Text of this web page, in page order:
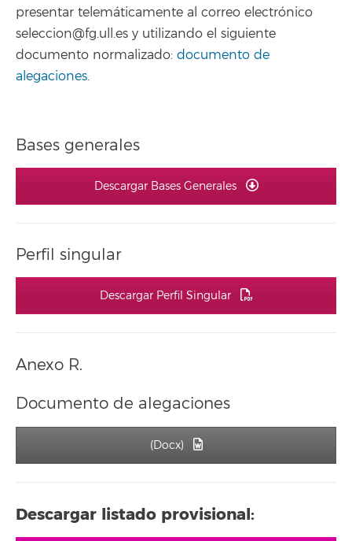
presentar telemáticamente al correo electrónico
seleccion@fg.ull.es y utilizando el siguiente
documento normalizado: documento de
alegaciones.
Bases generales
Descargar Bases Generales
Perfil singular
Descargar Perfil Singular
Anexo R.
Documento de alegaciones
(Docx)
Descargar listado provisional: